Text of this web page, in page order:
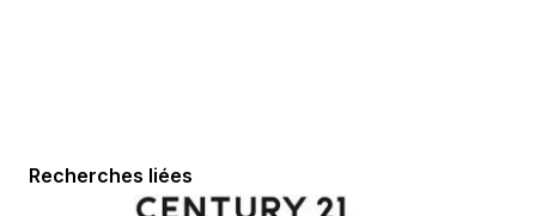
Recherches liées